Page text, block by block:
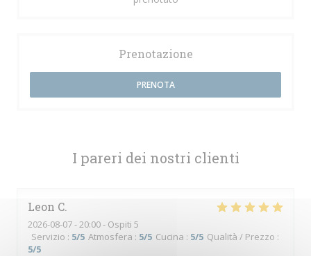
I pareri dei nostri clienti
Leon C
2026-08-07- 20:00 - Ospiti 5
Servizio : 5/5 Atmosfera : 5/5 Cucina : 5/5 Qualità / Prezzo :
5/5
Prenotazione
PRENOTA